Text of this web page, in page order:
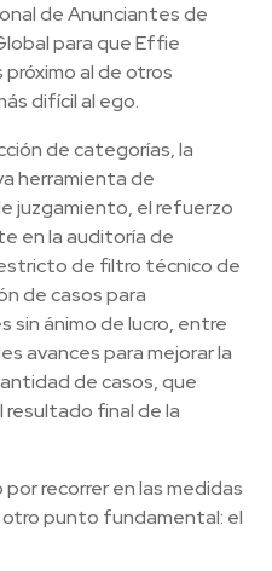
de Anunciantes de
para que Effie
próximo al de otros
difícil al ego.
de categorías, la
herramienta de
juzgamiento, el refuerzo
en la auditoría de
de filtro técnico de
de casos para
sin ánimo de lucro, entre
avances para mejorar la
de casos, que
final de la
recorrer en las medidas
otro punto fundamental: el